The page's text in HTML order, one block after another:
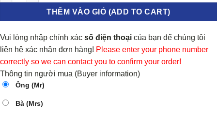
THÊM VÀO GIỎ (ADD TO CART)
Vui lòng nhập chính xác số điện thoại của bạn để chúng tôi
liên hệ xác nhận đơn hàng! Please enter your phone number
correctly so we can contact you to confirm your order!
Thông tin người mua (Buyer information)
Ông (Mr)
Bà (Mrs)